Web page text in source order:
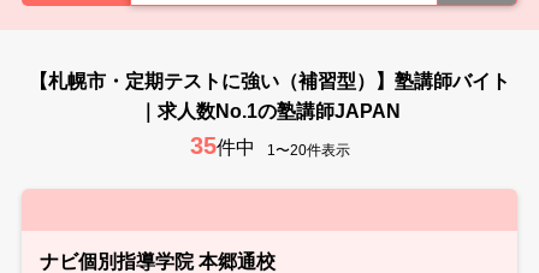
【札幌市・定期テストに強い（補習型）】塾講師バイト
｜求人数No.1の塾講師JAPAN
35件中 1〜20件表示
ナビ個別指導学院 本郷通校